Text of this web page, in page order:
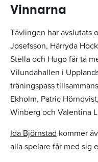
Vinnarna
Tävlingen har avslutats
Josefsson, Härryda
Stella och Hugo får ta
Vilundahallen i
träningspass
Ekholm, Patric
Winberg och Valentina
Ida Björnstad kommer
alla spelare får med sig